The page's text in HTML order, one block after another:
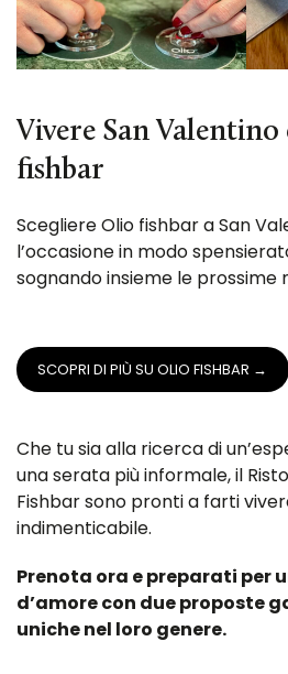
Vivere San
fishbar
Scegliere Olio fishbar a San
l’occasione in modo
sognando insieme le prossime
SCOPRI DI PIÙ SU OLIO FISHBAR →
Che tu sia alla ricerca di
una serata più informale, il
Fishbar sono pronti a farti
indimenticabile.
Prenota ora e preparati per
d’amore con due proposte
uniche nel loro genere.